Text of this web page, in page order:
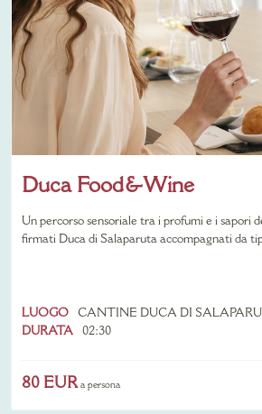
Duca Food&Wine
Un percorso sensoriale tra i profumi e i sapori
firmati Duca di Salaparuta accompagnati da
LUOGO
CANTINE DUCA DI
DURATA
02:30
80 EURa persona